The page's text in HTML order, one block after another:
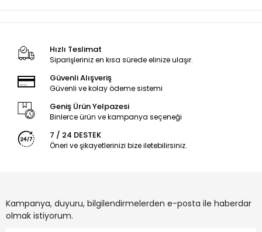
Hızlı Teslimat
Siparişleriniz en kısa sürede elinize ulaşır.
Güvenli Alışveriş
Güvenli ve kolay ödeme sistemi
Geniş Ürün Yelpazesi
Binlerce ürün ve kampanya seçeneği
7 / 24 DESTEK
Öneri ve şikayetlerinizi bize iletebilirsiniz.
Kampanya, duyuru, bilgilendirmelerden e-posta ile haberdar
olmak istiyorum.